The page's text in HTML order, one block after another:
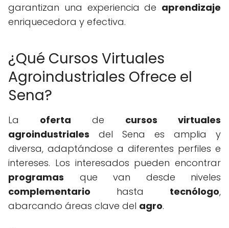
garantizan una experiencia de aprendizaje
enriquecedora y efectiva.
¿Qué Cursos Virtuales
Agroindustriales Ofrece el
Sena?
La oferta de cursos virtuales
agroindustriales del Sena es amplia y
diversa, adaptándose a diferentes perfiles e
intereses. Los interesados pueden encontrar
programas que van desde niveles
complementario hasta tecnólogo,
abarcando áreas clave del agro.